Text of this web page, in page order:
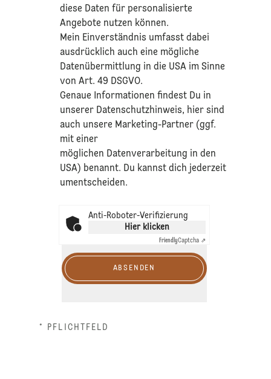
diese Daten für personalisierte
Angebote nutzen können.
Mein Einverständnis umfasst dabei
ausdrücklich auch eine mögliche
Datenübermittlung in die USA im Sinne
von Art. 49 DSGVO.​
​Genaue Informationen findest Du in
unserer Datenschutzhinweis, hier sind
auch unsere Marketing-Partner (ggf.
mit einer
möglichen Datenverarbeitung in den
USA) benannt. Du kannst dich jederzeit
umentscheiden.
Anti-Roboter-Verifizierung
Hier klicken
FriendlyCaptcha ⇗
ABSENDEN
* PFLICHTFELD